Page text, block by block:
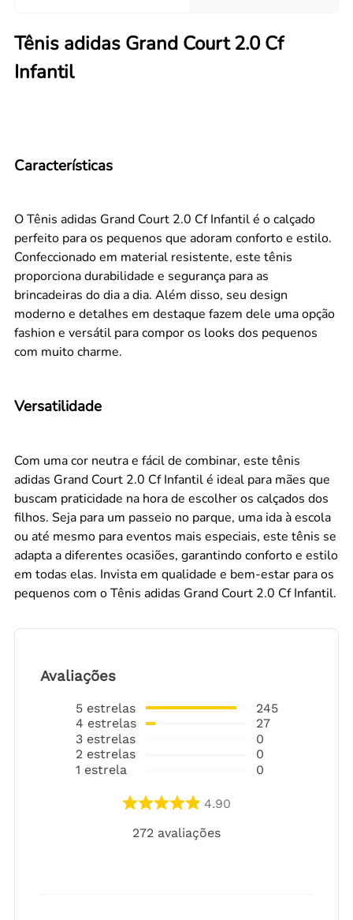
Tênis adidas Grand Court 2.0 Cf
Infantil
Características
O Tênis adidas Grand Court 2.0 Cf Infantil é o calçado
perfeito para os pequenos que adoram conforto e estilo.
Confeccionado em material resistente, este tênis
proporciona durabilidade e segurança para as
brincadeiras do dia a dia. Além disso, seu design
moderno e detalhes em destaque fazem dele uma opção
fashion e versátil para compor os looks dos pequenos
com muito charme.
Versatilidade
Com uma cor neutra e fácil de combinar, este tênis
adidas Grand Court 2.0 Cf Infantil é ideal para mães que
buscam praticidade na hora de escolher os calçados dos
filhos. Seja para um passeio no parque, uma ida à escola
ou até mesmo para eventos mais especiais, este tênis se
adapta a diferentes ocasiões, garantindo conforto e estilo
em todas elas. Invista em qualidade e bem-estar para os
pequenos com o Tênis adidas Grand Court 2.0 Cf Infantil.
Avaliações
5 estrelas
4 estrelas
3 estrelas
2 estrelas
1 estrela
245
27
0
0
0
4.90
272 avaliações